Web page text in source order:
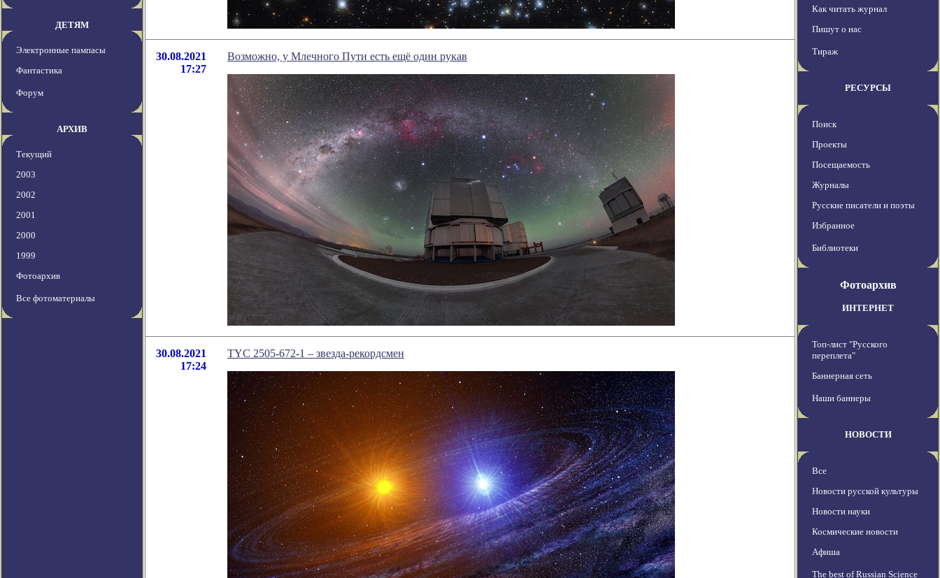
ДЕТЯМ
Электронные пампасы
Фантастика
Форум
АРХИВ
Текущий
2003
2002
2001
2000
1999
Фотоархив
Все фотоматериалы
30.08.2021
17:27
Возможно, у Млечного Пути есть ещё один рукав
30.08.2021
17:24
TYC 2505-672-1 – звезда-рекордсмен
Как читать журнал
Пишут о нас
Тираж
РЕСУРСЫ
Поиск
Проекты
Посещаемость
Журналы
Русские писатели и поэты
Избранное
Библиотеки
Фотоархив
ИНТЕРНЕТ
Топ-лист "Русского
переплета"
Баннерная сеть
Наши баннеры
НОВОСТИ
Все
Новости русской культуры
Новости науки
Космические новости
Афиша
The best of Russian Science